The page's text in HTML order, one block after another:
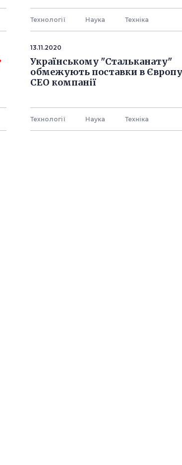
Технології Наука Технiка
13.11.2020
Українському "Стальканату"
обмежують поставки в
СЕО компанії
Технології Наука Технiка